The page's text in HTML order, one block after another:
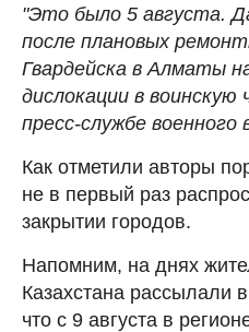
"Это было 5 августа.
после плановых
Гвардейска в Алматы
дислокации в воинскую
пресс-службе военного
Как отметили авторы
не в первый раз
закрытии городов.
Напомним, на днях
Казахстана рассылали
что с 9 августа в